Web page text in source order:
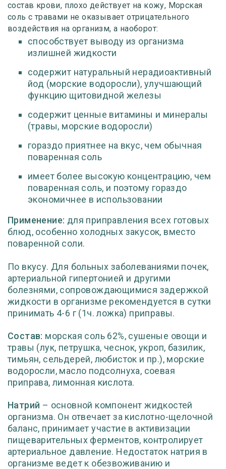
состав крови, плохо действует на кожу, Морская
соль с травами не оказывает отрицательного
воздействия на организм, а наоборот:
способствует выводу из организма
излишней жидкости
содержит натуральный нерадиоактивный
йод (морские водоросли), улучшающий
функцию щитовидной железы
содержит ценные витамины и минералы
(травы, морские водоросли)
гораздо приятнее на вкус, чем обычная
поваренная соль
имеет более высокую концентрацию, чем
поваренная соль, и поэтому гораздо
экономичнее в использовании
Применение: для приправления всех готовых
блюд, особенно холодных закусок, вместо
поваренной соли.
По вкусу. Для больных заболеваниями почек,
артериальной гипертонией и другими
болезнями, сопровождающимися задержкой
жидкости в организме рекомендуется в сутки
принимать 4-6 г (1ч. ложка) приправы.
Состав: морская соль 62%, сушеные овощи и
травы (лук, петрушка, чеснок, укроп, базилик,
тимьян, сельдерей, любисток и пр.), морские
водоросли, масло подсолнуха, соевая
приправа, лимонная кислота.
Натрий – основной компонент жидкостей
организма. Он отвечает за кислотно-щелочной
баланс, принимает участие в активизации
пищеварительных ферментов, контролирует
артериальное давление. Недостаток натрия в
организме ведет к обезвоживанию и